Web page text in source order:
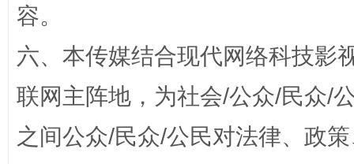
容。
六、本传媒结合现代网络科技影
联网主阵地，为社会/公众/民众/
之间公众/民众/公民对法律、政